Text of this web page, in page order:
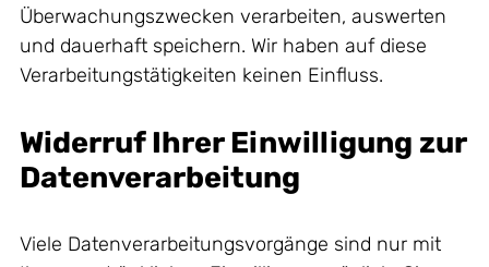
Überwachungszwecken verarbeiten, auswerten
und dauerhaft speichern. Wir haben auf diese
Verarbeitungstätigkeiten keinen Einfluss.
Widerruf Ihrer Einwilligung zur
Datenverarbeitung
Viele Datenverarbeitungsvorgänge sind nur mit